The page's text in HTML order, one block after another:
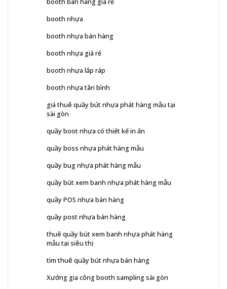
booth nhựa
booth nhựa bán hàng
booth nhựa giá rẻ
booth nhựa lắp ráp
booth nhựa tân bình
giá thuê quầy bút nhựa phát hàng mẫu tại
sài gòn
quầy boot nhựa có thiết kế in ấn
quầy boss nhựa phát hàng mẫu
quầy bug nhựa phát hàng mẫu
quầy bút xem banh nhựa phát hàng mẫu
quầy POS nhựa bán hàng
quầy post nhựa bán hàng
thuê quầy bút xem banh nhựa phát hàng
mẫu tại siêu thị
tìm thuê quầy bút nhựa bán hàng
Xưởng gia công booth sampling sài gòn